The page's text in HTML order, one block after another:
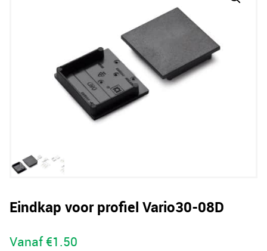
Eindkap voor profiel Vario30-08D
Vanaf€1.50